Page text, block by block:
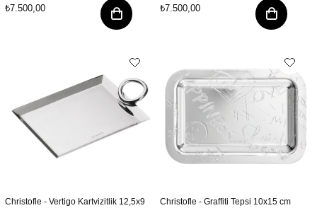
₺7.500,00 ₺7.500,00
Christofle - Vertigo Kartvizitlik 12,5x9
Christofle - Graffiti Tepsi 10x15 cm